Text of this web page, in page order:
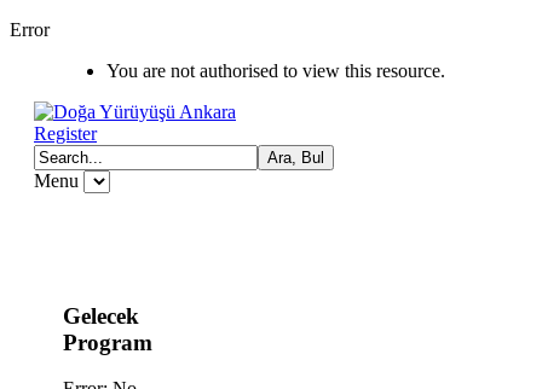
Error
You are not authorised to view this resource.
Register
Menu
Gelecek
Program